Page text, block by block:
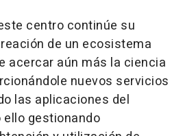
centro continúe su
de un ecosistema
acercar aún más la ciencia
nuevos servicios
las aplicaciones del
gestionando